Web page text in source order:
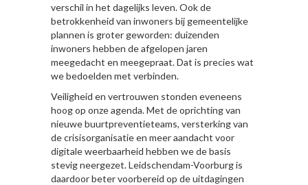
verschil in het dagelijks leven. Ook de
betrokkenheid van inwoners bij gemeentelijke
plannen is groter geworden: duizenden
inwoners hebben de afgelopen jaren
meegedacht en meegepraat. Dat is precies wat
we bedoelden met verbinden.
Veiligheid en vertrouwen stonden eveneens
hoog op onze agenda. Met de oprichting van
nieuwe buurtpreventieteams, versterking van
de crisisorganisatie en meer aandacht voor
digitale weerbaarheid hebben we de basis
stevig neergezet. Leidschendam-Voorburg is
daardoor beter voorbereid op de uitdagingen